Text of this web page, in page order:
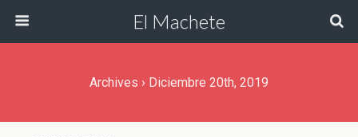
El Machete
Archives › Diciembre 20th, 2019